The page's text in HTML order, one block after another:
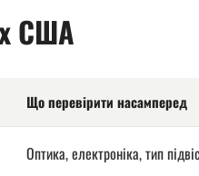
США
Що перевірити насамперед
Оптика, електроніка, тип